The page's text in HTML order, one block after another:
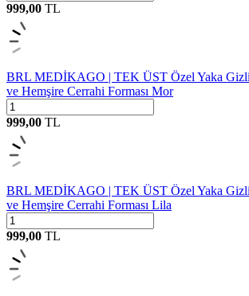
999,00 TL
BRL MEDİKAGO | TEK ÜST Özel Yaka Gizli
ve Hemşire Cerrahi Forması Mor
999,00 TL
BRL MEDİKAGO | TEK ÜST Özel Yaka Gizli
ve Hemşire Cerrahi Forması Lila
999,00 TL